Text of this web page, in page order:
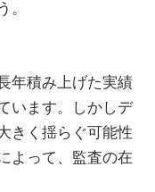
。
年積み上げた実績
います。しかしデ
きく揺らぐ可能性
よって、監査の在